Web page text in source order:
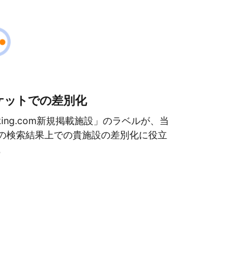
ットでの差別化
新規掲載施設」のラベルが、当
検索結果上での貴施設の差別化に役立